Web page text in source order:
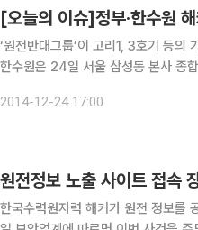
[오늘의 이슈]정부·한수원
‘원전반대그룹’이 고리1, 3호기 등
한수원은 24일 서울 삼성동 본사 종
2014-12-24 17:00
원전정보 노출 사이트 접속
한국수력원자력 해커가 원전 정보를